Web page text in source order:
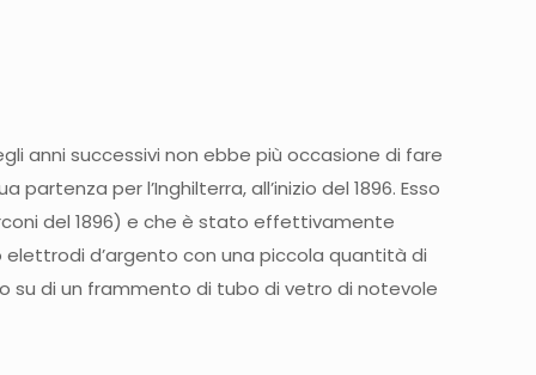
anni successivi non ebbe più occasione di fare
per l’Inghilterra, all’inizio del 1896. Esso
del 1896) e che è stato effettivamente
elettrodi d’argento con una piccola quantità di
su di un frammento di tubo di vetro di notevole